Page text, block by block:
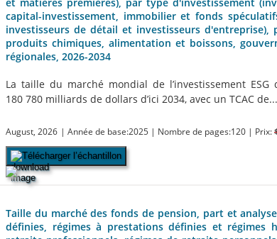
capital-investissement, immobilier et fonds
investisseurs de détail et investisseurs
produits chimiques, alimentation et boissons,
régionales, 2026-2034
La taille du marché mondial de l’investissement
180 780 milliards de dollars d’ici 2034, avec un TCAC
August, 2026 | Année de base:2025 | Nombre de pages:120 | Prix:
Télécharger l’échantillon
Taille du marché des fonds de pension, part et
définies, régimes à prestations définies et